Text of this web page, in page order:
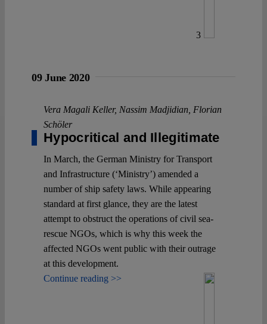
3
09 June 2020
Vera Magali Keller, Nassim Madjidian, Florian
Schöler
Hypocritical and Illegitimate
In March, the German Ministry for Transport
and Infrastructure (‘Ministry’) amended a
number of ship safety laws. While appearing
standard at first glance, they are the latest
attempt to obstruct the operations of civil sea-
rescue NGOs, which is why this week the
affected NGOs went public with their outrage
at this development.
Continue reading >>